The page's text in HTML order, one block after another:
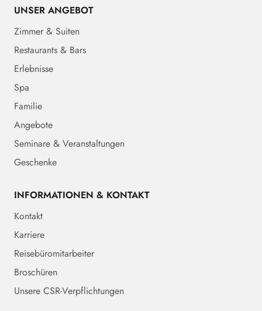
UNSER ANGEBOT
Zimmer & Suiten
Restaurants & Bars
Erlebnisse
Spa
Familie
Angebote
Seminare & Veranstaltungen
Geschenke
INFORMATIONEN & KONTAKT
Kontakt
Karriere
Reisebüromitarbeiter
Broschüren
Unsere CSR-Verpflichtungen